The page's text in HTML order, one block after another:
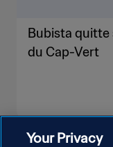
Bubista quitte
du Cap-Vert
Your Privacy